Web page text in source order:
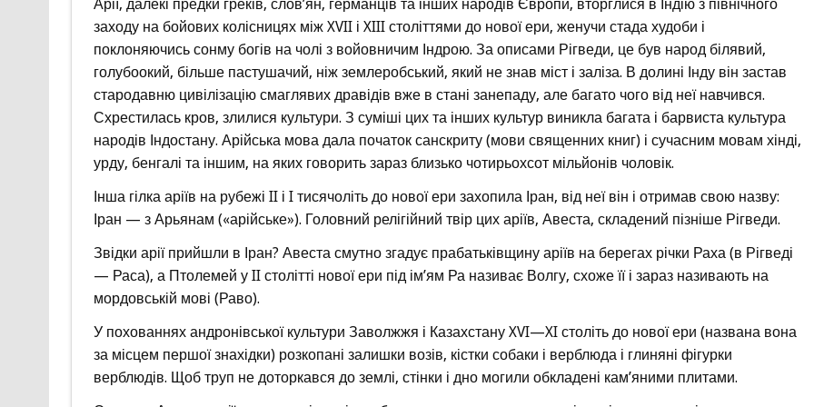
Арії, далекі предки греків, слов’ян, германців та інших народів Європи, вторглися в Індію з північного
заходу на бойових колісницях між XVII і XIII століттями до нової ери, женучи стада худоби і
поклоняючись сонму богів на чолі з войовничим Індрою. За описами Рігведи, це був народ білявий,
голубоокий, більше пастушачий, ніж землеробський, який не знав міст і заліза. В долині Інду він застав
стародавню цивілізацію смаглявих дравідів вже в стані занепаду, але багато чого від неї навчився.
Схрестилась кров, злилися культури. З суміші цих та інших культур виникла багата і барвиста культура
народів Індостану. Арійська мова дала початок санскриту (мови священних книг) і сучасним мовам хінді,
урду, бенгалі та іншим, на яких говорить зараз близько чотирьохсот мільйонів чоловік.
Інша гілка аріїв на рубежі II і I тисячоліть до нової ери захопила Іран, від неї він і отримав свою назву:
Іран — з Арьянам («арійське»). Головний релігійний твір цих аріїв, Авеста, складений пізніше Рігведи.
Звідки арії прийшли в Іран? Авеста смутно згадує прабатьківщину аріїв на берегах річки Раха (в Рігведі
— Раса), а Птолемей у II столітті нової ери під ім’ям Ра називає Волгу, схоже її і зараз називають на
мордовській мові (Раво).
У похованнях андронівської культури Заволжжя і Казахстану XVI—XI століть до нової ери (названа вона
за місцем першої знахідки) розкопані залишки возів, кістки собаки і верблюда і глиняні фігурки
верблюдів. Щоб труп не доторкався до землі, стінки і дно могили обкладені кам’яними плитами.